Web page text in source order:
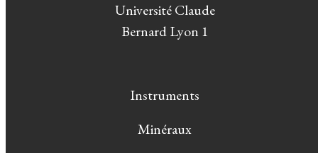
Université Claude
Bernard Lyon 1
Instruments
Minéraux